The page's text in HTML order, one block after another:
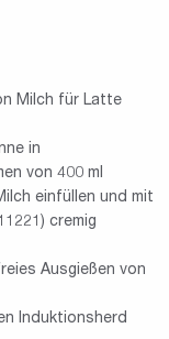
Milch für Latte
in
von 400 ml
einfüllen und mit
cremig
Ausgießen von
Induktionsherd